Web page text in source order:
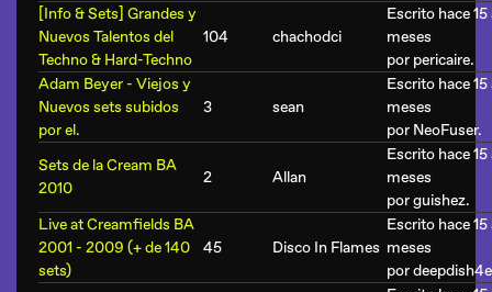
[Info & Sets] Grandes y
Nuevos Talentos del
Techno & Hard-Techno
104 chachodci
Escrito hace
meses
por pericaire.
Adam Beyer - Viejos y
Nuevos sets subidos
por el.
3 sean
Escrito hace
meses
por NeoFuser.
Sets de la Cream BA
2010
2 Allan
Escrito hace
meses
porguishez.
Live at Creamfields BA
2001 - 2009 (+ de 140
sets)
45 Disco In Flames
Escrito hace
meses
por